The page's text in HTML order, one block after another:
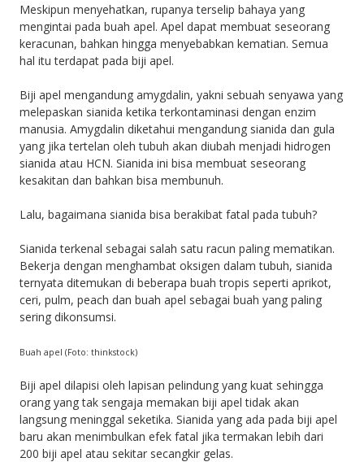
Meskipun menyehatkan, rupanya terselip bahaya yang
mengintai pada buah apel. Apel dapat membuat seseorang
keracunan, bahkan hingga menyebabkan kematian. Semua
hal itu terdapat pada biji apel.
Biji apel mengandung amygdalin, yakni sebuah senyawa yang
melepaskan sianida ketika terkontaminasi dengan enzim
manusia. Amygdalin diketahui mengandung sianida dan gula
yang jika tertelan oleh tubuh akan diubah menjadi hidrogen
sianida atau HCN. Sianida ini bisa membuat seseorang
kesakitan dan bahkan bisa membunuh.
Lalu, bagaimana sianida bisa berakibat fatal pada tubuh?
Sianida terkenal sebagai salah satu racun paling mematikan.
Bekerja dengan menghambat oksigen dalam tubuh, sianida
ternyata ditemukan di beberapa buah tropis seperti aprikot,
ceri, pulm, peach dan buah apel sebagai buah yang paling
sering dikonsumsi.
Buah apel (Foto: thinkstock)
Biji apel dilapisi oleh lapisan pelindung yang kuat sehingga
orang yang tak sengaja memakan biji apel tidak akan
langsung meninggal seketika. Sianida yang ada pada biji apel
baru akan menimbulkan efek fatal jika termakan lebih dari
200 biji apel atau sekitar secangkir gelas.